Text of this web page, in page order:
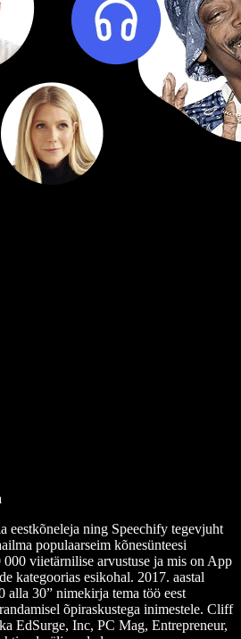
eestkõneleja ning Speechify tegevjuht
populaarseim kõnesünteesi
viietärnilise arvustuse ja mis on App
kategoorias esikohal. 2017. aastal
alla 30” nimekirja tema töö eest
õpiraskustega inimestele. Cliff
EdSurge, Inc, PC Mag, Entrepreneur,